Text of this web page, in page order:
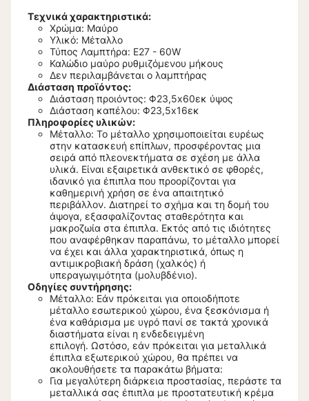
Τεχνικά χαρακτηριστικά:
Χρώμα: Μαύρο
Υλικό: Μέταλλο
Τύπος Λαμπτήρα: Ε27 - 60W
Καλώδιο μαύρο ρυθμιζόμενου μήκους
Δεν περιλαμβάνεται ο λαμπτήρας
Διάσταση προϊόντος:
Διάσταση προιόντος: Φ23,5x60εκ ύψος
Διάσταση καπέλου: Φ23,5x16εκ
Πληροφορίες υλικών:
Μέταλλο: Το μέταλλο χρησιμοποιείται ευρέως
στην κατασκευή επίπλων, προσφέροντας μια
σειρά από πλεονεκτήματα σε σχέση με άλλα
υλικά. Είναι εξαιρετικά ανθεκτικό σε φθορές,
ιδανικό για έπιπλα που προορίζονται για
καθημερινή χρήση σε ένα απαιτητικό
περιβάλλον. Διατηρεί το σχήμα και τη δομή του
άψογα, εξασφαλίζοντας σταθερότητα και
μακροζωία στα έπιπλα. Εκτός από τις ιδιότητες
που αναφέρθηκαν παραπάνω, το μέταλλο μπορεί
να έχει και άλλα χαρακτηριστικά, όπως η
αντιμικροβιακή δράση (χαλκός) ή
υπεραγωγιμότητα (μολυβδένιο).
Οδηγίες συντήρησης:
Μέταλλο: Εάν πρόκειται για οποιοδήποτε
μέταλλο εσωτερικού χώρου, ένα ξεσκόνισμα ή
ένα καθάρισμα με υγρό πανί σε τακτά χρονικά
διαστήματα είναι η ενδεδειγμένη
επιλογή. Ωστόσο, εάν πρόκειται για μεταλλικά
έπιπλα εξωτερικού χώρου, θα πρέπει να
ακολουθήσετε τα παρακάτω βήματα:
Για μεγαλύτερη διάρκεια προστασίας, περάστε τα
μεταλλικά σας έπιπλα με προστατευτική κρέμα